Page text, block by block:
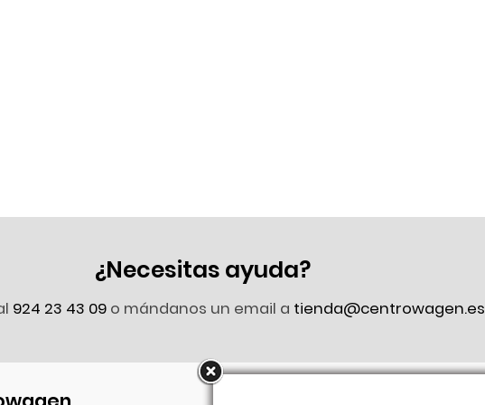
¿Necesitas ayuda?
924 23 43 09 o mándanos un email a tienda@centrowagen.es